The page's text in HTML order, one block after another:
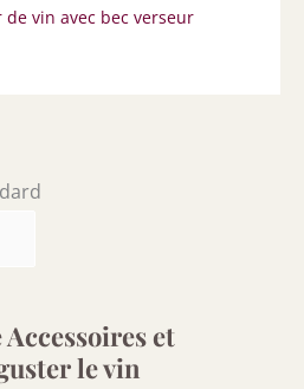
vin avec bec verseur
et
le vin